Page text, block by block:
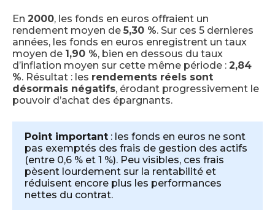
En 2000, les fonds en euros offraient un
rendement moyen de 5,30 %. Sur ces 5 dernieres
années, les fonds en euros enregistrent un taux
moyen de 1,90 %, bien en dessous du taux
d’inflation moyen sur cette même période : 2,84
%. Résultat : les rendements réels sont
désormais négatifs, érodant progressivement le
pouvoir d’achat des épargnants.
Point important : les fonds en euros ne sont
pas exemptés des frais de gestion des actifs
(entre 0,6 % et 1 %). Peu visibles, ces frais
pèsent lourdement sur la rentabilité et
réduisent encore plus les performances
nettes du contrat.